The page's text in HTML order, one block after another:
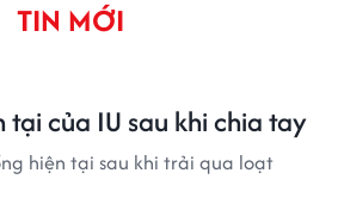
TIN MỚI
tại của IU sau khi chia tay
hiện tại sau khi trải qua loạt